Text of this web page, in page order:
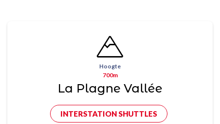
Hoogte
700m
La Plagne Vallée
INTERSTATION SHUTTLES